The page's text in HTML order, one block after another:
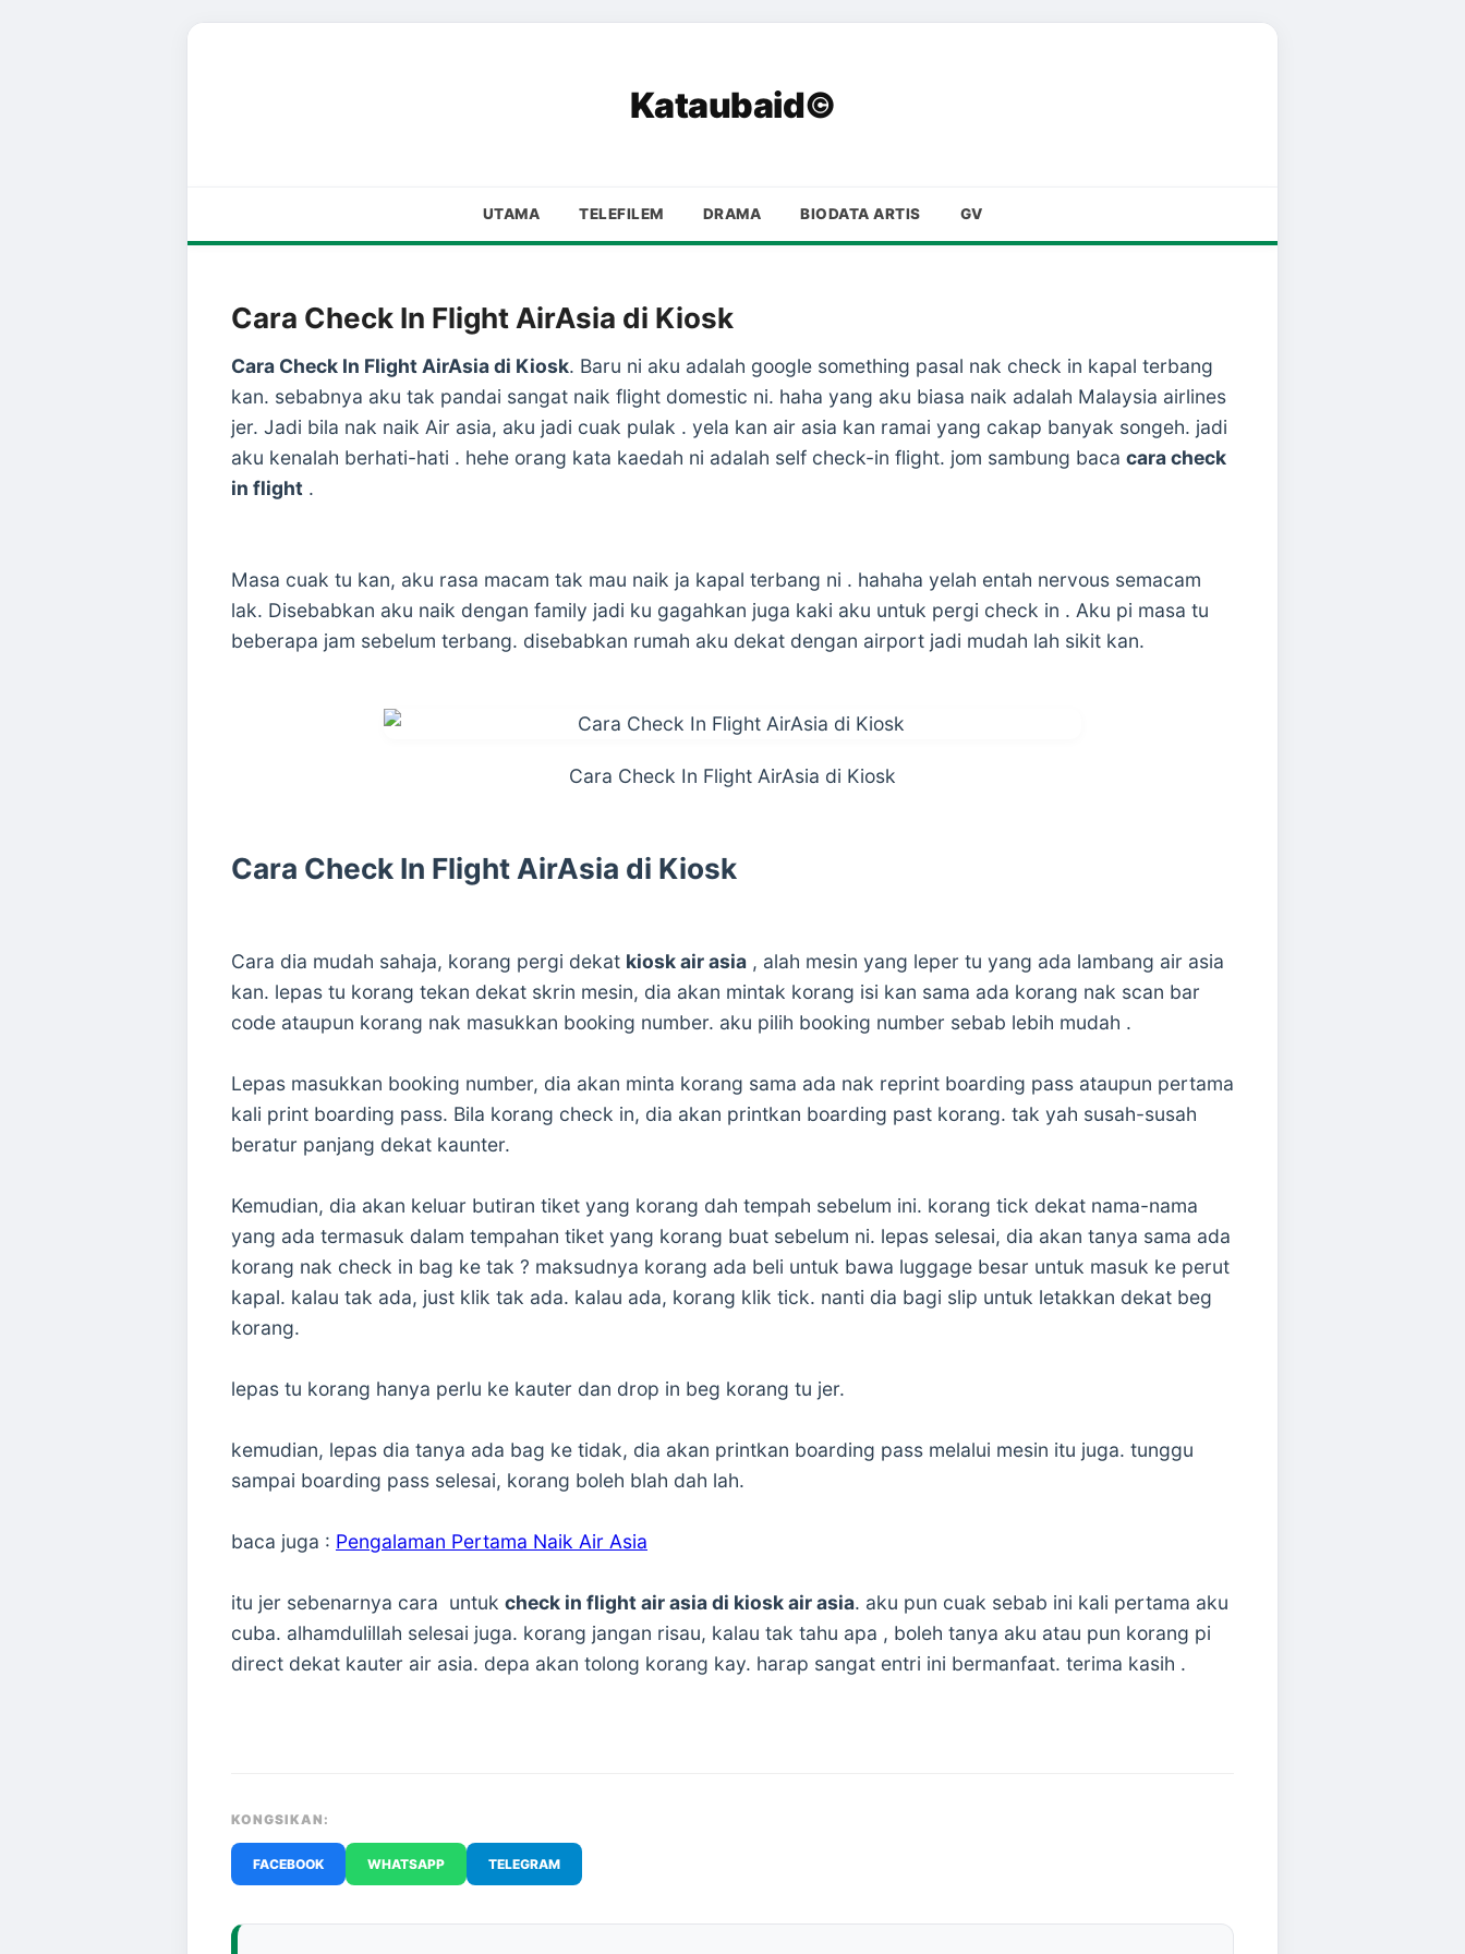
Kataubaid©
UTAMA TELEFILEM DRAMA BIODATA ARTIS GV
Cara Check In Flight AirAsia di Kiosk
Cara Check In Flight AirAsia di Kiosk. Baru ni aku adalah google something pasal nak check in kapal terbang
kan. sebabnya aku tak pandai sangat naik flight domestic ni. haha yang aku biasa naik adalah Malaysia airlines
jer. Jadi bila nak naik Air asia, aku jadi cuak pulak . yela kan air asia kan ramai yang cakap banyak songeh. jadi
aku kenalah berhati-hati . hehe orang kata kaedah ni adalah self check-in flight. jom sambung baca cara check
in flight .
Masa cuak tu kan, aku rasa macam tak mau naik ja kapal terbang ni . hahaha yelah entah nervous semacam
lak. Disebabkan aku naik dengan family jadi ku gagahkan juga kaki aku untuk pergi check in . Aku pi masa tu
beberapa jam sebelum terbang. disebabkan rumah aku dekat dengan airport jadi mudah lah sikit kan.
Cara Check In Flight AirAsia di Kiosk
Cara Check In Flight AirAsia di Kiosk
Cara dia mudah sahaja, korang pergi dekat kiosk air asia , alah mesin yang leper tu yang ada lambang air asia
kan. lepas tu korang tekan dekat skrin mesin, dia akan mintak korang isi kan sama ada korang nak scan bar
code ataupun korang nak masukkan booking number. aku pilih booking number sebab lebih mudah .
Lepas masukkan booking number, dia akan minta korang sama ada nak reprint boarding pass ataupun pertama
kali print boarding pass. Bila korang check in, dia akan printkan boarding past korang. tak yah susah-susah
beratur panjang dekat kaunter.
Kemudian, dia akan keluar butiran tiket yang korang dah tempah sebelum ini. korang tick dekat nama-nama
yang ada termasuk dalam tempahan tiket yang korang buat sebelum ni. lepas selesai, dia akan tanya sama ada
korang nak check in bag ke tak ? maksudnya korang ada beli untuk bawa luggage besar untuk masuk ke perut
kapal. kalau tak ada, just klik tak ada. kalau ada, korang klik tick. nanti dia bagi slip untuk letakkan dekat beg
korang.
lepas tu korang hanya perlu ke kauter dan drop in beg korang tu jer.
kemudian, lepas dia tanya ada bag ke tidak, dia akan printkan boarding pass melalui mesin itu juga. tunggu
sampai boarding pass selesai, korang boleh blah dah lah.
baca juga : Pengalaman Pertama Naik Air Asia
itu jer sebenarnya cara untuk check in flight air asia di kiosk air asia. aku pun cuak sebab ini kali pertama aku
cuba. alhamdulillah selesai juga. korang jangan risau, kalau tak tahu apa , boleh tanya aku atau pun korang pi
direct dekat kauter air asia. depa akan tolong korang kay. harap sangat entri ini bermanfaat. terima kasih .
KONGSIKAN:
FACEBOOK WHATSAPP TELEGRAM